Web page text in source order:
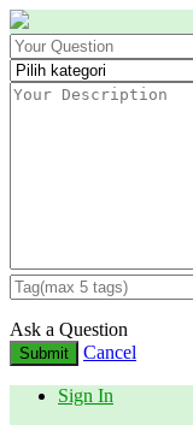
Ask a Question
Submit Cancel
Sign In